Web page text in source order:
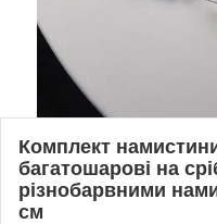
Комплект
багатошарові на
різнобарвними
см